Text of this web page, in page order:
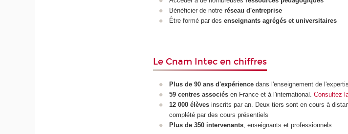
Bénéficier de notre réseau d'entreprise
Être formé par des enseignants agrégés et universitaires
Le Cnam Intec en chiffres
Plus de 90 ans d'expériencedans l'enseignement de
59 centres associésen France et à l'international. Consultez
12 000 élèvesinscrits par an. Deux tiers sont en cours à
complété par des cours présentiels
Plus de 350 intervenants, enseignants et professionnels